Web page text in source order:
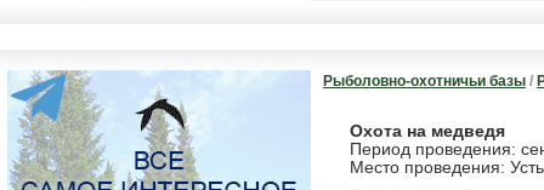
Рыболовно-охотничьи базы /
Охота на медведя
Период проведения:
Место проведения: